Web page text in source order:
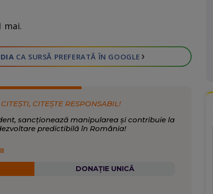
mai.
CA SURSĂ PREFERATĂ ÎN GOOGLE ›
CITEȘTE RESPONSABIL!
sancționează manipularea și contribuie la
predictibilă în România!
DONAȚIE UNICĂ